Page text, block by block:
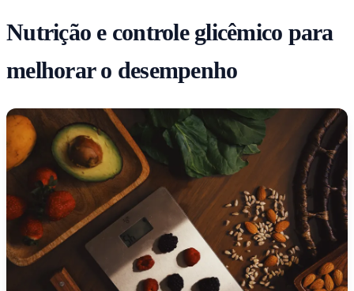
Nutrição e controle glicêmico para
melhorar o desempenho